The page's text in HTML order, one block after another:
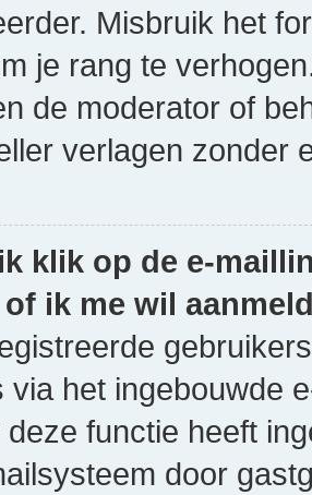
Misbruik het
je rang te
de moderator of
verlagen zonder
klik op de e-
ik me wil
via het ingebouwde
deze functie heeft
door